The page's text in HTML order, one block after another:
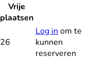
Vrije
plaatsen
26
Log in om te
kunnen
reserveren